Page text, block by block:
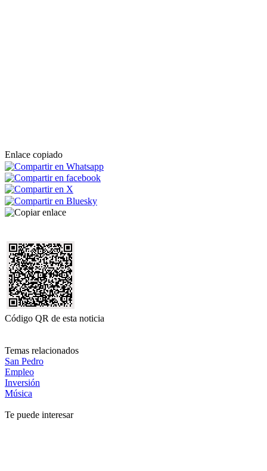
Enlace copiado
Código QR de esta noticia
Temas relacionados
San Pedro
Empleo
Inversión
Música
Te puede interesar